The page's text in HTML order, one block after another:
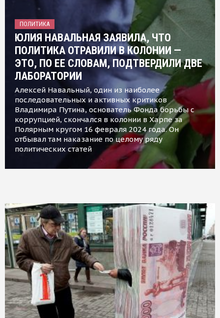
ПОЛИТИКА
ЮЛИЯ НАВАЛЬНАЯ ЗАЯВИЛА, ЧТО
ПОЛИТИКА ОТРАВИЛИ В КОЛОНИИ —
ЭТО, ПО ЕЕ СЛОВАМ, ПОДТВЕРДИЛИ ДВЕ
ЛАБОРАТОРИИ
Алексей Навальный, один из наиболее
последовательных и активных критиков
Владимира Путина, основатель Фонда борьбы с
коррупцией, скончался в колонии в Харпе за
Полярным кругом 16 февраля 2024 года. Он
отбывал там наказание по целому ряду
политических статей